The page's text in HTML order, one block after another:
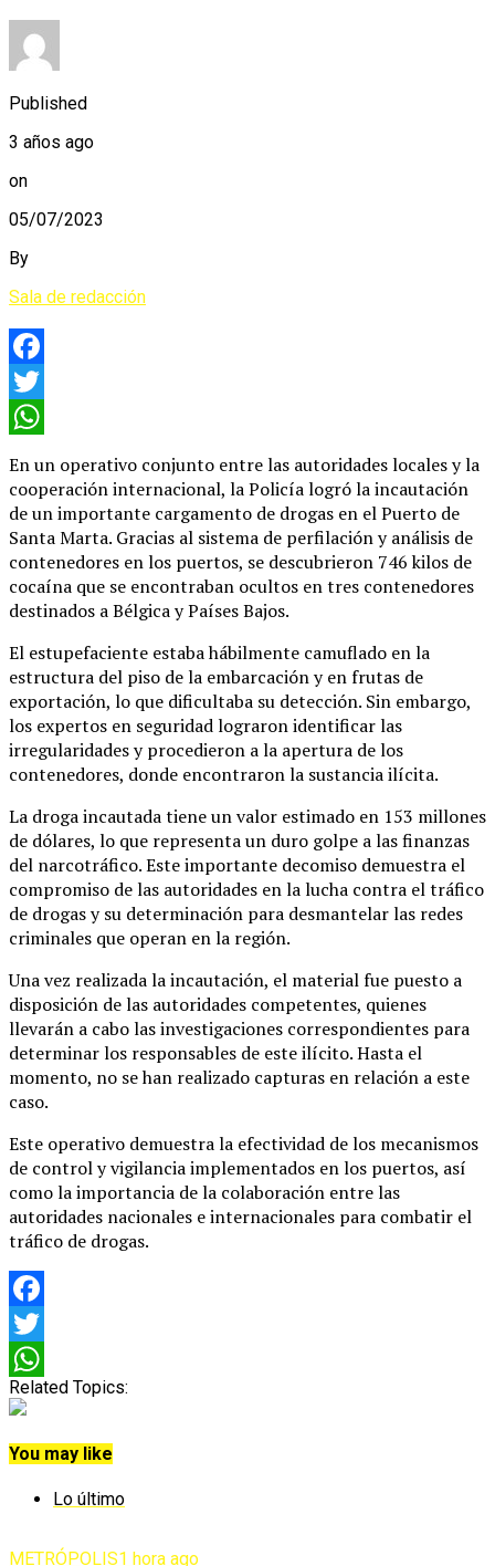
Published
3 años ago
on
05/07/2023
By
Sala de redacción
Facebook
Twitter
En un operativo conjunto entre las autoridades locales y la
cooperación internacional, la Policía logró la incautación
de un importante cargamento de drogas en el Puerto de
Santa Marta. Gracias al sistema de perfilación y análisis de
contenedores en los puertos, se descubrieron 746 kilos de
cocaína que se encontraban ocultos en tres contenedores
destinados a Bélgica y Países Bajos.
El estupefaciente estaba hábilmente camuflado en la
estructura del piso de la embarcación y en frutas de
exportación, lo que dificultaba su detección. Sin embargo,
los expertos en seguridad lograron identificar las
irregularidades y procedieron a la apertura de los
contenedores, donde encontraron la sustancia ilícita.
La droga incautada tiene un valor estimado en 153 millones
de dólares, lo que representa un duro golpe a las finanzas
del narcotráfico. Este importante decomiso demuestra el
compromiso de las autoridades en la lucha contra el tráfico
de drogas y su determinación para desmantelar las redes
criminales que operan en la región.
Una vez realizada la incautación, el material fue puesto a
disposición de las autoridades competentes, quienes
llevarán a cabo las investigaciones correspondientes para
determinar los responsables de este ilícito. Hasta el
momento, no se han realizado capturas en relación a este
caso.
Este operativo demuestra la efectividad de los mecanismos
de control y vigilancia implementados en los puertos, así
como la importancia de la colaboración entre las
autoridades nacionales e internacionales para combatir el
tráfico de drogas.
Facebook
Twitter
WhatsApp
Related Topics:
You may like
Lo último
METRÓPOLIS1 hora ago